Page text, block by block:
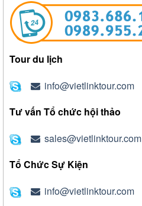
Tour du lịch
info@vietlinktour.com
Tư vấn Tổ chức hội thảo
sales@vietlinktour.com
Tổ Chức Sự Kiện
info@vietlinktour.com